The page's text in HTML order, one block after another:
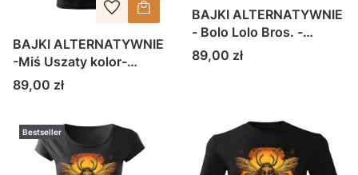
BAJKI ALTERNATYWNIE
-Miś Uszaty kolor-
koszulka
Cena
89,00 zł
BAJKI ALTERNATYWNIE
- Bolo Lolo Bros. -
koszulka damska
Cena
89,00 zł
Bestseller